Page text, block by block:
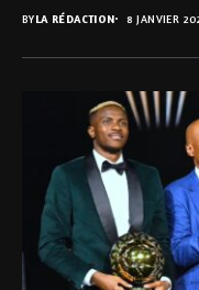
BYLA RÉDACTION 8 JANVIER